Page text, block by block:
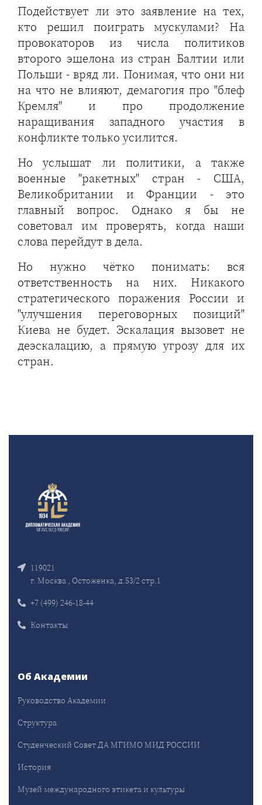
Подействует ли это заявление на тех,
кто решил поиграть мускулами? На
провокаторов из числа политиков
второго эшелона из стран Балтии или
Польши - вряд ли. Понимая, что они ни
на что не влияют, демагогия про "блеф
Кремля" и про продолжение
наращивания западного участия в
конфликте только усилится.
Но услышат ли политики, а также
военные "ракетных" стран - США,
Великобритании и Франции - это
главный вопрос. Однако я бы не
советовал им проверять, когда наши
слова перейдут в дела.
Но нужно чётко понимать: вся
ответственность на них. Никакого
стратегического поражения России и
"улучшения переговорных позиций"
Киева не будет. Эскалация вызовет не
деэскалацию, а прямую угрозу для их
стран.
119021
г. Москва , Остоженка, д.53/2 стр.1
+7 (499) 246-18-44
Контакты
Об Академии
Руководство Академии
Структура
Студенческий Совет ДА МГИМО МИД РОССИИ
История
Музей международного этикета и культуры